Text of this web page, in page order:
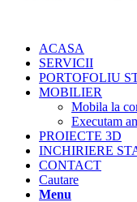
ACASA
SERVICII
PORTOFOLIU
MOBILIER
Mobila la
Executam
PROIECTE 3D
INCHIRIERE
CONTACT
Cautare
Menu